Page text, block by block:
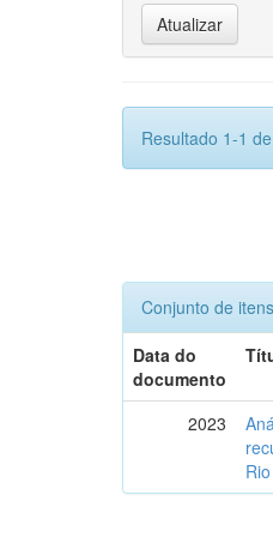
Resultado 1-1
Conjunto de
Data do
documento
2023